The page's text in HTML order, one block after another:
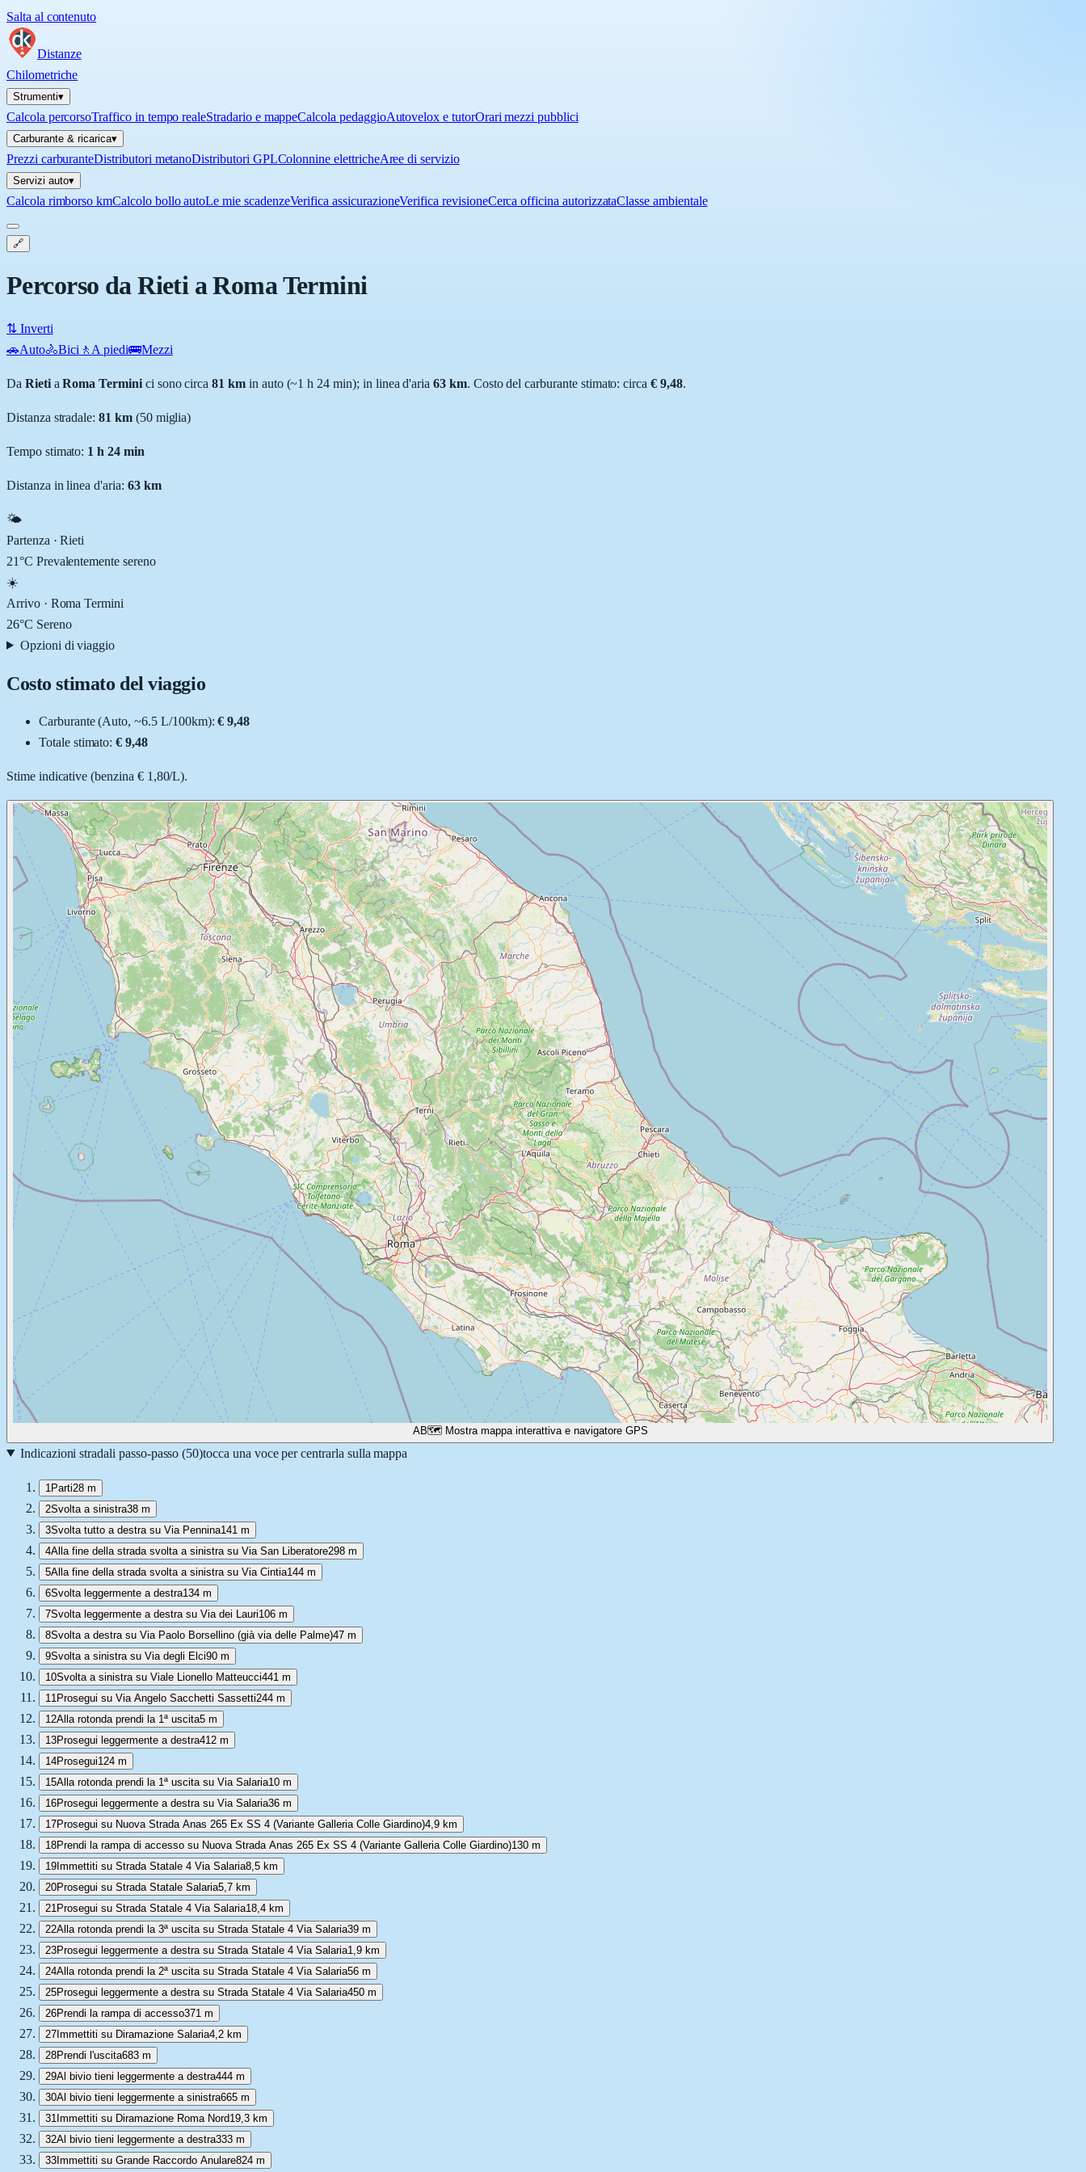
Salta al contenuto
Distanze
Chilometriche
Strumenti▾
Calcola percorsoTraffico in tempo realeStradario e mappeCalcola pedaggioAutovelox e tutorOrari mezzi pubblici
Carburante & ricarica▾
Prezzi carburanteDistributori metanoDistributori GPLColonnine elettricheAree di servizio
Servizi auto▾
Calcola rimborso kmCalcolo bollo autoLe mie scadenzeVerifica assicurazioneVerifica revisioneCerca officina autorizzataClasse ambientale
🔗
Percorso da Rieti a Roma Termini
⇅ Inverti
🚗Auto🚴Bici 🚶 A piedi🚌Mezzi
Da RietiaRoma Terminici sono circa 81 kmin auto (~1 h 24 min); in linea d'aria63km. Costo del carburante stimato: circa € 9,48.
Distanza stradale:81 km (50miglia)
Tempo stimato: 1 h 24 min
Distanza in linea d'aria: 63km
🌤️
Partenza ·Rieti
21°C Prevalentemente sereno
☀️
Arrivo · Roma Termini
26°C Sereno
Opzioni di viaggio
Costo stimato del viaggio
Carburante (Auto, ~6.5 L/100km): € 9,48
Totale stimato:€ 9,48
Stime indicative (benzina € 1,80/L).
AB🗺️ Mostra mappa interattiva e navigatore GPS
Indicazioni stradali passo-passo (50)tocca una voce per centrarla sulla mappa
1 Parti28 m
2Svolta a sinistra38 m
3Svolta tutto a destra su Via Pennina141 m
4Alla fine della strada svolta a sinistra su Via San Liberatore298 m
5Alla fine della strada svolta a sinistra su Via Cintia144 m
6Svolta leggermente a destra134 m
7Svolta leggermente a destra su Via dei Lauri106 m
8Svolta a destra su Via Paolo Borsellino (già via delle Palme)47 m
9Svolta a sinistra su Via degli Elci90 m
10Svolta a sinistra su Viale Lionello Matteucci441 m
11 Prosegui su Via Angelo Sacchetti Sassetti244 m
12Alla rotonda prendi la 1ª uscita5 m
13Prosegui leggermente a destra412 m
14Prosegui124 m
15Alla rotonda prendi la 1ª uscita su Via Salaria10 m
16Prosegui leggermente a destra su Via Salaria36 m
17Prosegui su Nuova Strada Anas 265 Ex SS 4 (Variante Galleria Colle Giardino)4,9 km
18Prendi la rampa di accesso su Nuova Strada Anas 265 Ex SS 4 (Variante Galleria Colle Giardino)130 m
19Immettiti su Strada Statale 4 Via Salaria8,5 km
20Prosegui su Strada Statale Salaria5,7 km
21 Prosegui su Strada Statale 4 Via Salaria18,4 km
22Alla rotonda prendi la 3ª uscita su Strada Statale 4 Via Salaria39 m
23Prosegui leggermente a destra su Strada Statale 4 Via Salaria1,9 km
24Alla rotonda prendi la 2ª uscita su Strada Statale 4 Via Salaria56 m
25Prosegui leggermente a destra su Strada Statale 4 Via Salaria450 m
26Prendi la rampa di accesso371 m
27Immettiti su Diramazione Salaria4,2 km
28Prendi l'uscita683 m
29Al bivio tieni leggermente a destra444 m
30Al bivio tieni leggermente a sinistra665 m
31 Immettiti su Diramazione Roma Nord19,3 km
32Al bivio tieni leggermente a destra333 m
33Immettiti su Grande Raccordo Anulare824 m